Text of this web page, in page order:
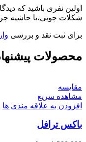
اولین نفری باشید که
شکلات چوبی،با حاشیه
برای ثبت نقد و بررسی
محصولات
مقایسه
مشاهده سریع
افزودن به علاقه مندی ها
باکس ترافل